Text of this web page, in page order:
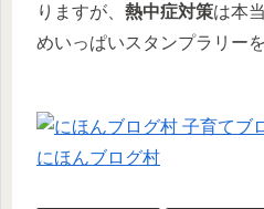
りますが、 熱中症対策は本
めいっぱいスタンプラリー
にほんブログ村